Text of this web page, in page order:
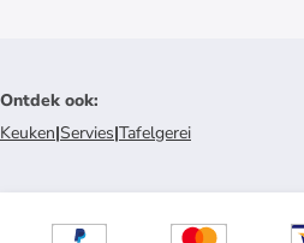
Ontdek ook:
Keuken|Servies|Tafelgerei